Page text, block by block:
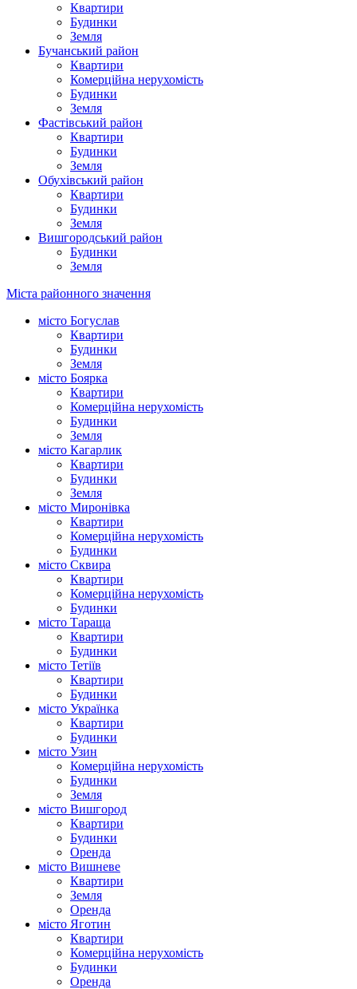
Квартири
Будинки
Земля
Бучанський район
Квартири
Комерційна нерухомість
Будинки
Земля
Фастівський район
Квартири
Будинки
Земля
Обухівський район
Квартири
Будинки
Земля
Вишгородський район
Будинки
Земля
Міста районного значення
місто Богуслав
Квартири
Будинки
Земля
місто Боярка
Квартири
Комерційна нерухомість
Будинки
Земля
місто Кагарлик
Квартири
Будинки
Земля
місто Миронівка
Квартири
Комерційна нерухомість
Будинки
місто Сквира
Квартири
Комерційна нерухомість
Будинки
місто Тараща
Квартири
Будинки
місто Тетіїв
Квартири
Будинки
місто Українка
Квартири
Будинки
місто Узин
Комерційна нерухомість
Будинки
Земля
місто Вишгород
Квартири
Будинки
Оренда
місто Вишневе
Квартири
Земля
Оренда
місто Яготин
Квартири
Комерційна нерухомість
Будинки
Оренда